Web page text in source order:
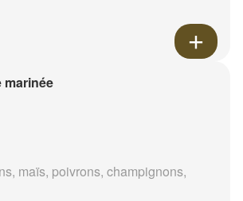
marinée
maïs, poivrons, champignons,